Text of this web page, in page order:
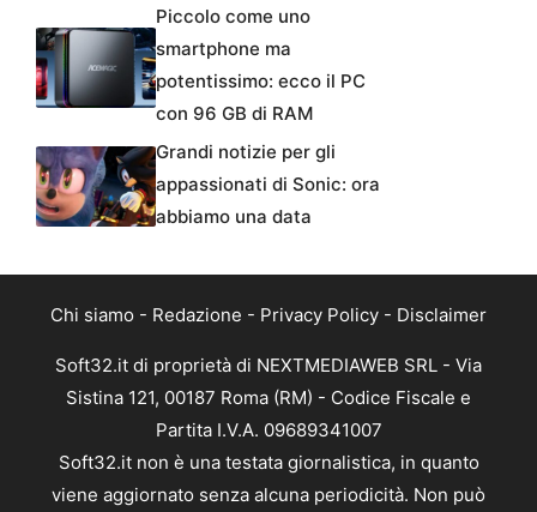
Piccolo come uno
smartphone ma
potentissimo: ecco il PC
con 96 GB di RAM
Grandi notizie per gli
appassionati di Sonic: ora
abbiamo una data
Chi siamo - Redazione - Privacy Policy - Disclaimer
Soft32.it di proprietà di NEXTMEDIAWEB SRL - Via
Sistina 121, 00187 Roma (RM) - Codice Fiscale e
Partita I.V.A. 09689341007
Soft32.it non è una testata giornalistica, in quanto
viene aggiornato senza alcuna periodicità. Non può